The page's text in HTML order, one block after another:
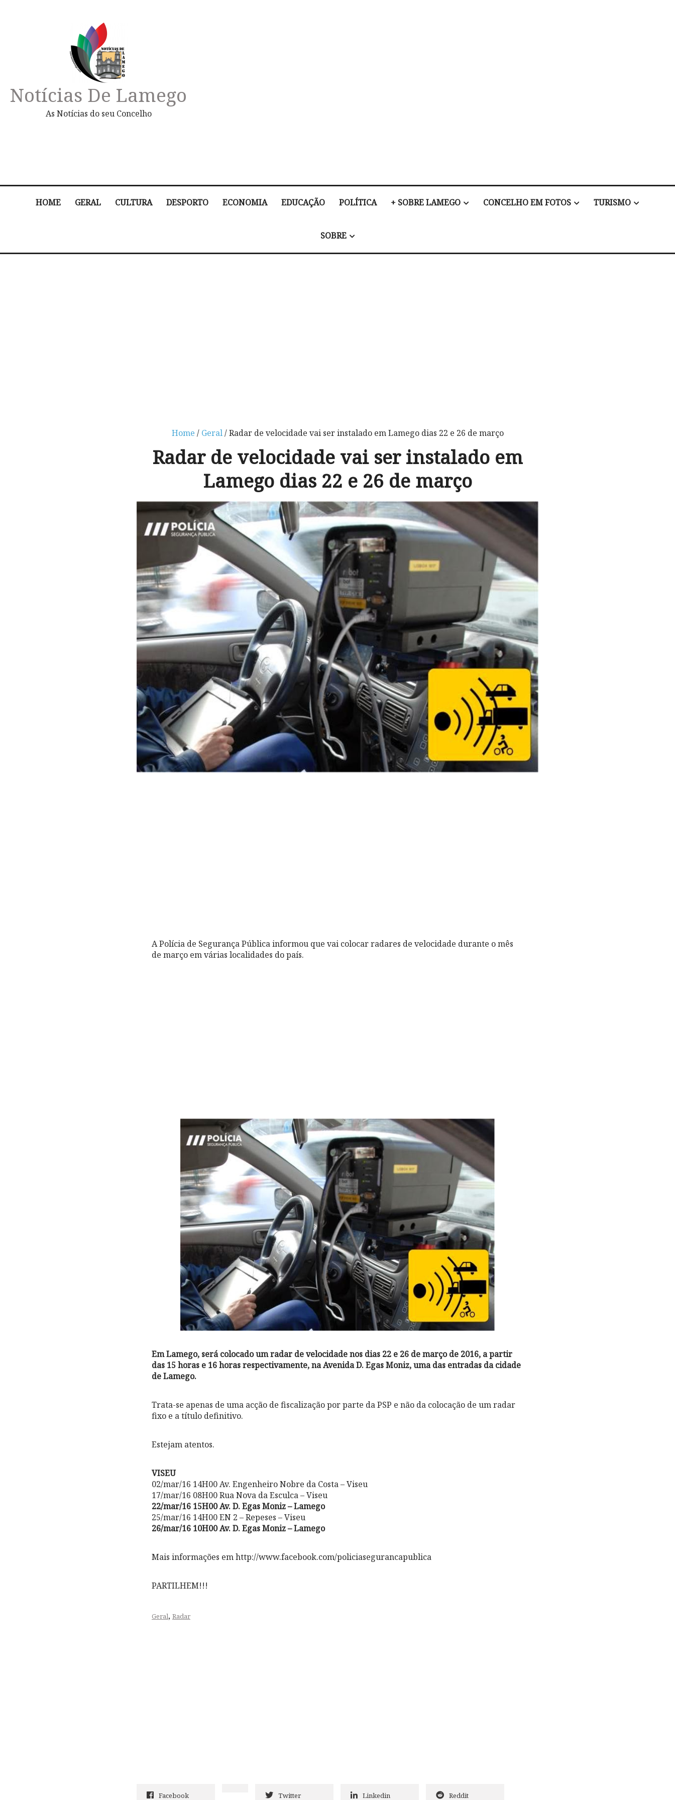
Notícias De Lamego
As Notícias do seu Concelho
HOME GERAL CULTURA DESPORTO ECONOMIA EDUCAÇÃO POLÍTICA + SOBRE LAMEGO CONCELHO EM FOTOS TURISMO
SOBRE
Home / Geral/ Radar de velocidade vai ser instalado em Lamego dias 22 e 26 de março
Radar de velocidade vai ser instalado em
Lamego dias 22 e 26 de março
A Polícia de Segurança Pública informou que vai colocar radares de velocidade durante o mês
de março em várias localidades do país.
Em Lamego, será colocado um radar de velocidade nos dias 22 e 26 de março de 2016, a partir
das 15 horas e 16 horas respectivamente, na Avenida D. Egas Moniz, uma das entradas da cidade
de Lamego.
Trata-se apenas de uma acção de fiscalização por parte da PSP e não da colocação de um radar
fixo e a título definitivo.
Estejam atentos.
VISEU
02/mar/16 14H00 Av. Engenheiro Nobre da Costa – Viseu
17/mar/16 08H00 Rua Nova da Esculca – Viseu
22/mar/16 15H00 Av. D. Egas Moniz – Lamego
25/mar/16 14H00 EN 2 – Repeses – Viseu
26/mar/16 10H00 Av. D. Egas Moniz – Lamego
Mais informações em http://www.facebook.com/policiasegurancapublica
PARTILHEM!!!
Geral, Radar
Facebook Twitter Linkedin Reddit